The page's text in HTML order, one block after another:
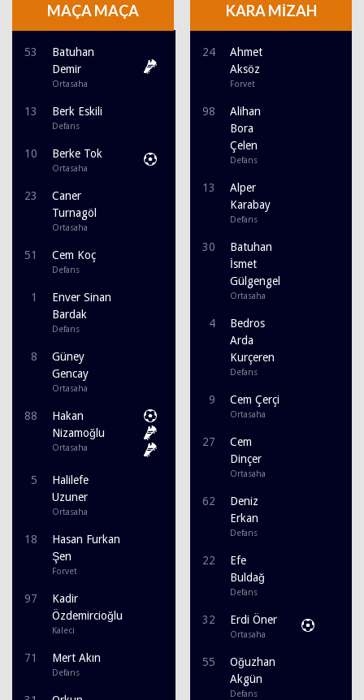
MAÇA MAÇA
53
Batuhan
Demir
Ortasaha
13 Berk Eskili
Defans
10 Berke Tok
Ortasaha
23
Caner
Turnagöl
Ortasaha
51 Cem Koç
Defans
1
Enver Sinan
Bardak
Defans
8
Güney
Gencay
Ortasaha
88
Hakan
Nizamoğlu
Ortasaha
5
Halilefe
Uzuner
Ortasaha
18
Hasan Furkan
Şen
Forvet
97
Kadir
Özdemircioğlu
Kaleci
71 Mert Akın
Defans
KARA MİZAH
24
Ahmet
Aksöz
Forvet
98
Alihan
Bora
Çelen
Defans
13
Alper
Karabay
Defans
30
Batuhan
İsmet
Gülgengel
Ortasaha
4
Bedros
Arda
Kurçeren
Defans
9 Cem Çerçi
Ortasaha
27
Cem
Dinçer
Ortasaha
62
Deniz
Erkan
Defans
22
Efe
Buldağ
Defans
32 Erdi Öner
Ortasaha
55
Oğuzhan
Akgün
Defans